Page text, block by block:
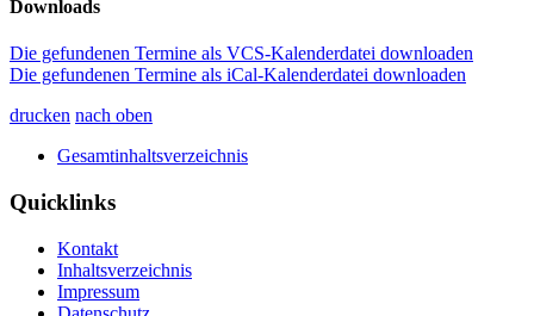
Downloads
Die gefundenen Termine als VCS-Kalenderdatei downloaden
Die gefundenen Termine als iCal-Kalenderdatei downloaden
drucken nach oben
Gesamtinhaltsverzeichnis
Quicklinks
Kontakt
Inhaltsverzeichnis
Impressum